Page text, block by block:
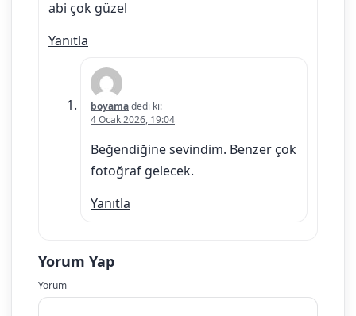
abi çok güzel
Yanıtla
boyamadedi ki:
4 Ocak 2026, 19:04
Beğendiğine sevindim. Benzer çok
fotoğraf gelecek.
Yanıtla
Yorum Yap
Yorum